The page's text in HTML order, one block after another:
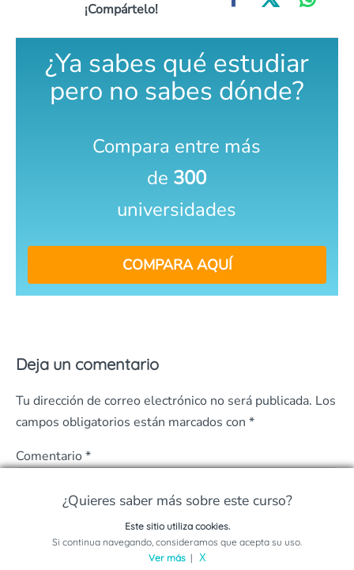
¡Compártelo!
¿Ya sabes qué estudiar
pero no sabes dónde?
Compara entre más
de 300
universidades
COMPARA AQUÍ
Deja un comentario
Tu dirección de correo electrónico no será publicada. Los
campos obligatorios están marcados con *
Comentario *
¿Quieres saber más sobre este curso?
Solicita información sobre este programa
Este sitio utiliza cookies.
Si continua navegando, consideramos que acepta su uso.
Ver más| X